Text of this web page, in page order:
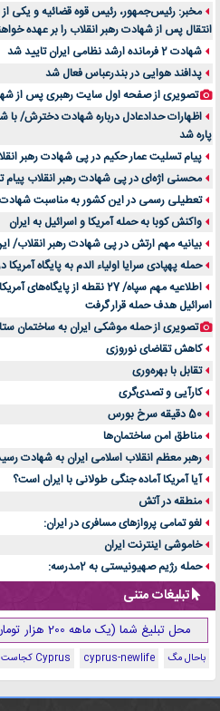
مخبر: رئیس‌جمهور، رئیس قوه ‌قضائیه و یکی
انتقال پس ‌از شهادت رهبر انقلاب را بر عهده
شهادت 2 فرمانده ارشد نظامی ایران تایید شد
پدافند هوایی در بندرعباس فعال شد
تصویری از صفحه اول سایت رهبری پس از
اظهارات حدادعادل درباره شهادت دخترش/ با
پاره شد
پیام تسلیت عمار حکیم در پی شهادت رهبر
محسنی اژه‌ای در پی شهادت رهبر انقلاب پیام
تعطیلی رسمی در این کشور به مناسبت شهادت
واکنش کوبا به حمله آمریکا و اسرائیل به ایران
بیانیه مهم ارتش در پی شهادت رهبر انقلاب/
حمله پهپادی سرایا اولیاء الدم به پایگاه آمریکا
اطلاعیه مهم سپاه/ 27 نقطه از
اسرائیل هدف حمله قرار گرفت
تصویری از حمله موشکی ایران به ساختمان
کاهش تقاضای نوروزی
تقابل با بهره‌وری
کارآیی و تصدی‌گری
50 دقیقه سرخ بورس
مناطق امن ساختمان‌ها
رهبر معظم انقلاب اسلامی ایران به شهادت
آیا آمریکا آماده جنگی طولانی با ایران است؟
منطقه در آتش
لغو تمامی پروازهای مسافری در ایران:
خاموشی اینترنت ایران
حمله رژیم صهیونیستی به 2مدرسه:
تبلیغات متنی
محل تبلیغ شما (یک ماهه 200 هزار تومان - جهت هماهنگی کلیک کنید )
باحال مگ cyprus-newlife Cyprus کجاست